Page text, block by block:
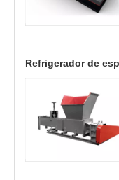
Refrigerador de